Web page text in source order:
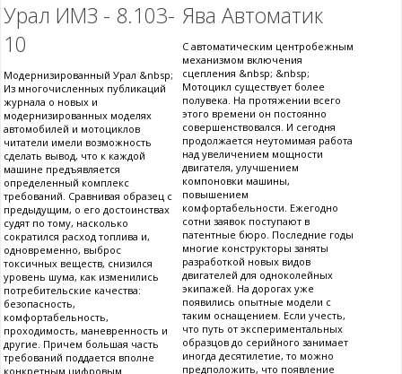
Урал ИМЗ - 8.103-
10
Модернизированный Урал &nbsp;
Из многочисленных публикаций
журнала о новых и
модернизированных моделях
автомобилей и мотоциклов
читатели имели возможность
сделать вывод, что к каждой
машине предъявляется
определенный комплекс
требований. Сравнивая образец с
предыдущим, о его достоинствах
судят по тому, насколько
сократился расход топлива и,
одновременно, выброс
токсичных веществ, снизился
уровень шума, как изменились
потребительские качества:
безопасность,
комфортабельность,
проходимость, маневренность и
другие. Причем большая часть
требований поддается вполне
конкретным цифровым
Ява Автоматик
С автоматическим центробежным
механизмом включения
сцепления &nbsp; &nbsp;
Мотоцикл существует более
полувека. На протяжении всего
этого времени он постоянно
совершенствовался. И сегодня
продолжается неутомимая работа
над увеличением мощности
двигателя, улучшением
компоновки машины,
повышением
комфортабельности. Ежегодно
сотни заявок поступают в
патентные бюро. Последние годы
многие конструкторы заняты
разработкой новых видов
двигателей для одноколейных
экипажей. На дорогах уже
появились опытные модели с
таким оснащением. Если учесть,
что путь от экспериментальных
образцов до серийного занимает
иногда десятилетие, то можно
предположить, что появление